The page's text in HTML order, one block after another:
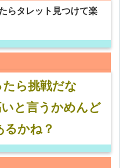
らタレット見つけて楽
ら挑戦だな
と言うかめんど
るかね？